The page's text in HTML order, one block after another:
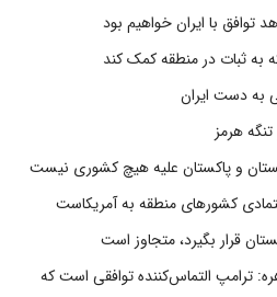
با ایران خواهیم بود
به ثبات در منطقه کمک کند
هرمز
و پاکستان علیه هیچ کشوری نیست
کشورهای منطقه به آمریکاست
قرار بگیرد، متجاوز است
ترامپ التماس‌کننده توافقی است که